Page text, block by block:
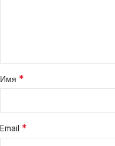
Имя *
Email *